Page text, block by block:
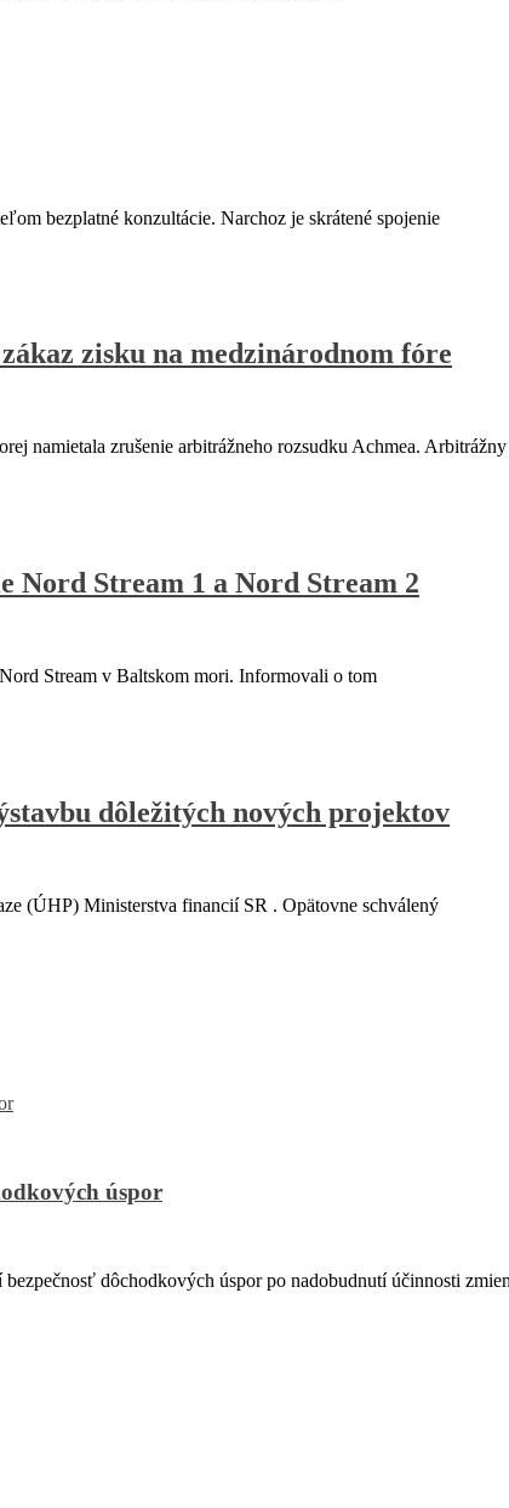
bezplatné konzultácie. Narchoz je skrátené spojenie
zisku na medzinárodnom fóre
namietala zrušenie arbitrážneho rozsudku Achmea. Arbitrážny
Nord Stream 1 a Nord Stream 2
Stream v Baltskom mori. Informovali o tom
dôležitých nových projektov
(ÚHP) Ministerstva financií SR . Opätovne schválený
úspor
dôchodkových úspor po nadobudnutí účinnosti